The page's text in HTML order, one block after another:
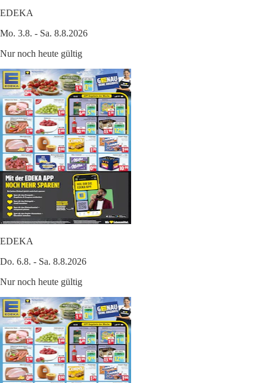
EDEKA
Mo. 3.8. - Sa. 8.8.2026
Nur noch heute gültig
EDEKA
Do. 6.8. - Sa. 8.8.2026
Nur noch heute gültig